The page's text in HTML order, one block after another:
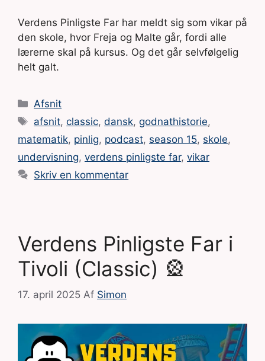
Verdens Pinligste Far har meldt sig som vikar på
den skole, hvor Freja og Malte går, fordi alle
lærerne skal på kursus. Og det går selvfølgelig
helt galt.
Kategorier
Afsnit
Tags
afsnit,classic,dansk,godnathistorie,
matematik, pinlig, podcast, season 15, skole,
undervisning, verdens pinligste far, vikar
Skriv en kommentar
Verdens Pinligste Far i
Tivoli (Classic) 🎡
17. april 2025 Af Simon